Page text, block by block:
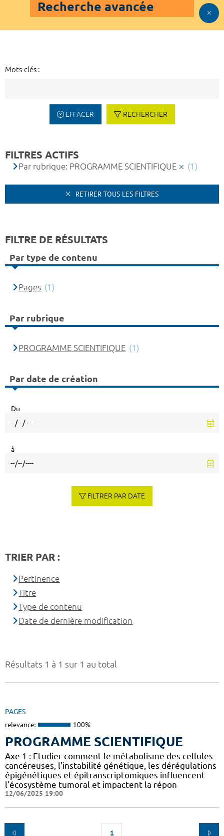
Recherche avancée
Mots-clés :
EFFACER RECHERCHER
Résultats 1 à 1 sur 1 au total
PAGES
relevance: 100%
PROGRAMME SCIENTIFIQUE
Axe 1 : Etudier comment le métabolisme des cellules
cancéreuses, l'instabilité génétique, les dérégulations
épigénétiques et épitranscriptomiques influencent
l'écosystème tumoral et impactent la répon
12/06/2025 19:00
1
FILTRES ACTIFS
Par rubrique: PROGRAMME SCIENTIFIQUE (1)
RETIRER TOUS LES FILTRES
FILTRE DE RÉSULTATS
Par type de contenu
Pages (1)
Par rubrique
PROGRAMME SCIENTIFIQUE (1)
Par date de création
Du
à
FILTRER PAR DATE
TRIER PAR :
Pertinence
Titre
Type de contenu
Date de dernière modification